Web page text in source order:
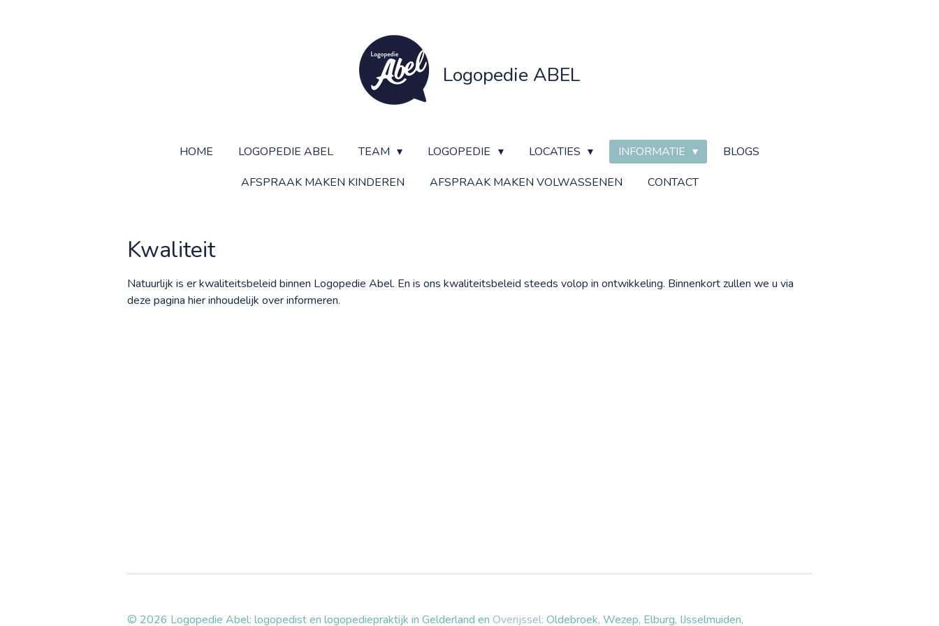
Logopedie ABEL
HOME LOGOPEDIE ABEL TEAM LOGOPEDIE LOCATIES INFORMATIE
BLOGS
AFSPRAAK MAKEN KINDEREN
AFSPRAAK MAKEN VOLWASSENEN CONTACT
Kwaliteit
Natuurlijk is er kwaliteitsbeleid binnen Logopedie Abel. En is ons kwaliteitsbeleid steeds volop in ontwikkeling. Binnenkort zullen we u via
deze pagina hier inhoudelijk over informeren.
© 2026 Logopedie Abel: logopedist en logopediepraktijk in Gelderland en Overijssel: Oldebroek, Wezep, Elburg, IJsselmuiden,